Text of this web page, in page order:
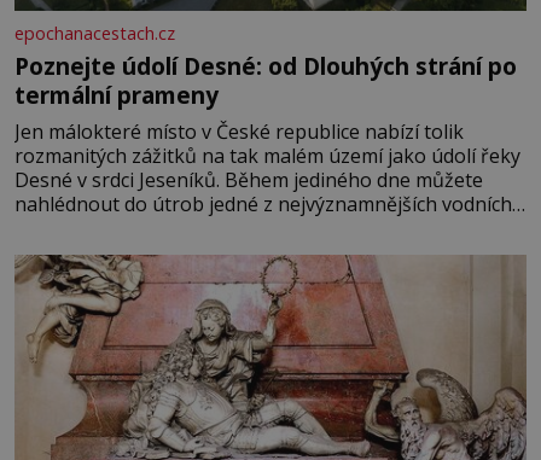
epochanacestach.cz
Poznejte údolí Desné: od Dlouhých strání po
termální prameny
Jen málokteré místo v České republice nabízí tolik
rozmanitých zážitků na tak malém území jako údolí řeky
Desné v srdci Jeseníků. Během jediného dne můžete
nahlédnout do útrob jedné z nejvýznamnějších vodních
se na koloběžce a den zakončit poznáváním památek ve
Velkých Losinách nebo v termálním